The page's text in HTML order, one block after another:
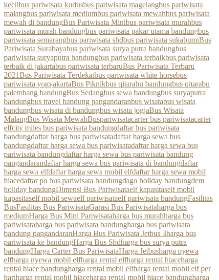
kecilbus pariwisata kudusbus pariwisata magelangbus pariwisata
malangbus pariwisata mediumbus pariwisata mewahbus pariwisata
mewah di bandungBus Pariwisata Minibus pariwisata murahbus
pariwisata murah bandungbus pariwisata pakar utama bandungbus
pariwisata semarangbus pariwisata shdbus pariwisata sukabumiBus
Pariwisata Surabayabus pariwisata surya putra bandungbus
pariwisata suryaputra bandungbus pariwisata terbaikbus pariwisata
terbaik di jakartabus pariwisata terbaruBus Pariwisata Terbaru
2021Bus Pariwisata Terdekatbus pariwisata white horsebus
pariwisata yogyakartaBus Piknikbus qitarabu bandungbus qitarabu
palembang bandungBus Sedangbus sewa bandungbus suryaputra
bandungbus travel bandung pangandaranbus wisatabus wisata
bandungbus wisata di bandungbus wisata jogjaBus Wisata
MalangBus Wisata MewahBuspariwisatacarter bus pariwisatacarter
elfcity miles bus pariwisata bandungdaftar bus pariwisata
bandungdaftar harga bus pariwisatadaftar harga sewa bus
bandungdaftar harga sewa bus pariwisatadaftar harga sewa bus
pariwisata bandungdaftar harga sewa bus pariwisata bandung
pangandarandaftar harga sewa bus pariwisata di bandungdaftar
harga sewa elfdaftar harga sewa mobil elfdaftar harga sewa mobil
hiacedaftar po bus pariwisata bandungdago holiday bandungdem
holiday bandungDimensi Bus Pariwisataelf kapasitaself mobil
kapasitaself mobil sewaelf pariwisataelf pariwisata bandungFasilitas
BusFasilitas Bus PariwisataGarasi Bus Pariwisataharga bus
mediumHarga Bus Mini Pariwisataharga bus murahharga bus
pariwisataharga bus pariwisata bandungharga bus pariwisata
bandung pangandaranHarga Bus Pariwisata Jetbus 3harga bus
pariwisata ke bandungHarga Bus Shdharga bus surya putra
bandungHarga Carter Bus PariwisataHarga Jetbusharga nyewa
elfharga nyewa mobil elfharga rental elfharga rental hiaceharga
rental hiace bandungharga rental mobil elfharga rental mobil elf per
hariharga rental mobil hiaceharga rental mobil hiace bandungharga